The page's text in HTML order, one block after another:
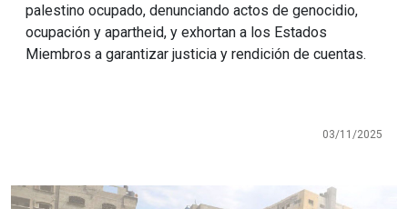
palestino ocupado, denunciando actos de genocidio,
ocupación y apartheid, y exhortan a los Estados
Miembros a garantizar justicia y rendición de cuentas.
03/11/2025
Imagen